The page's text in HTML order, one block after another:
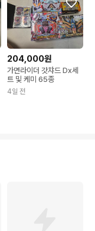
204,000원
가면라이더 갓챠드 Dx세
트 및 케미 65종
4일 전